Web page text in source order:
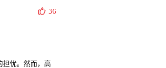
36
担忧。然而，高